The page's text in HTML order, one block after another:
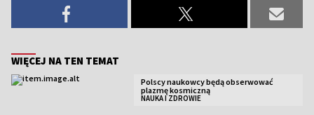
WIĘCEJ NA TEN TEMAT
Polscy naukowcy będą obserwować
plazmę kosmiczną
NAUKA I ZDROWIE